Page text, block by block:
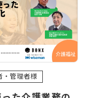
・管理者様